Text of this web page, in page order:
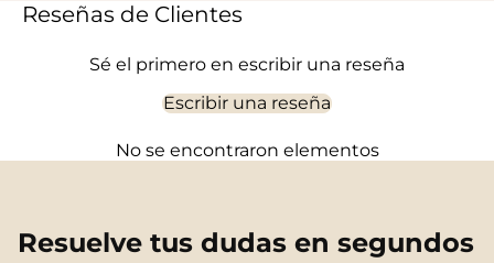
Reseñas de Clientes
Sé el primero en escribir una reseña
Escribir una reseña
No se encontraron elementos
Resuelve tus dudas en segundos